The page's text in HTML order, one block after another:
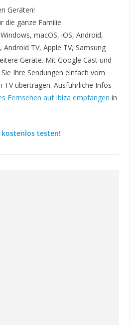
Geräten!
die ganze Familie.
macOS, iOS, Android,
Android TV, Apple TV, Samsung
Geräte. Mit Google Cast und
Ihre Sendungen einfach vom
TV übertragen. Ausführliche Infos
Fernsehen auf Ibiza empfangen in
testen!